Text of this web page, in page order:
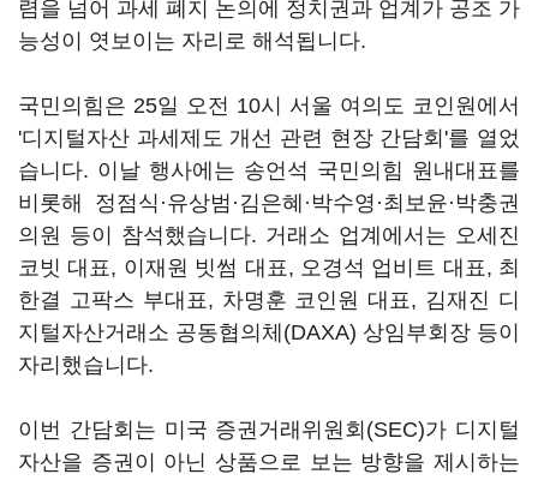
렴을 넘어 과세 폐지 논의에 정치권과 업계가 공조 가
능성이 엿보이는 자리로 해석됩니다.
국민의힘은 25일 오전 10시 서울 여의도 코인원에서
'디지털자산 과세제도 개선 관련 현장 간담회'를 열었
습니다. 이날 행사에는 송언석 국민의힘 원내대표를
비롯해 정점식·유상범·김은혜·박수영·최보윤·박충권
의원 등이 참석했습니다. 거래소 업계에서는 오세진
코빗 대표, 이재원 빗썸 대표, 오경석 업비트 대표, 최
한결 고팍스 부대표, 차명훈 코인원 대표, 김재진 디
지털자산거래소 공동협의체(DAXA) 상임부회장 등이
자리했습니다.
이번 간담회는 미국 증권거래위원회(SEC)가 디지털
자산을 증권이 아닌 상품으로 보는 방향을 제시하는